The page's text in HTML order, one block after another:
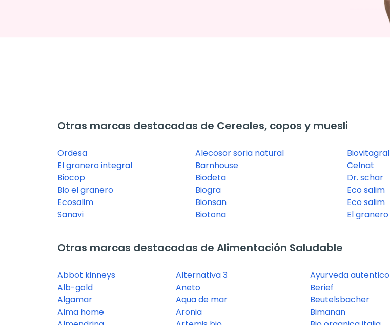
Otras marcas destacadas de Cereales, copos y muesli
Ordesa
El granero integral
Biocop
Bio el granero
Ecosalim
Sanavi
Alecosor soria natural
Barnhouse
Biodeta
Biogra
Bionsan
Biotona
Biovitagral
Celnat
Dr. schar
Eco salim
Eco salim
El granero
Otras marcas destacadas de Alimentación Saludable
Abbot kinneys
Alb-gold
Algamar
Alma home
Alternativa 3
Aneto
Aqua de mar
Aronia
Ayurveda autentico
Berief
Beutelsbacher
Bimanan